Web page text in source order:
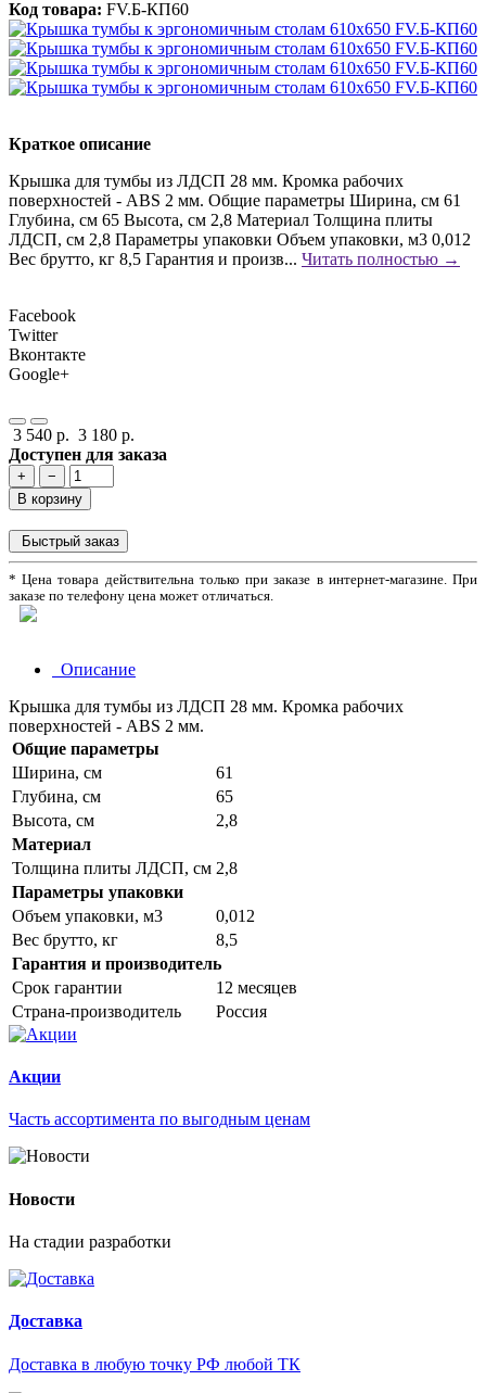
Код товара: FV.Б-КП60
Краткое описание
Крышка для тумбы из ЛДСП 28 мм. Кромка рабочих
поверхностей - ABS 2 мм. Общие параметры Ширина, см 61
Глубина, см 65 Высота, см 2,8 Материал Толщина плиты
ЛДСП, см 2,8 Параметры упаковки Объем упаковки, м3 0,012
Вес брутто, кг 8,5 Гарантия и произв... Читать полностью →
Facebook
Twitter
Вконтакте
Google+
3 540 р. 3 180 р.
Доступен для заказа
+
−
В корзину
Быстрый заказ
* Цена товара действительна только при заказе в интернет-магазине. При
заказе по телефону цена может отличаться.
Описание
Крышка для тумбы из ЛДСП 28 мм. Кромка рабочих
поверхностей - ABS 2 мм.
Общие параметры
Ширина, см
61
Глубина, см
65
Высота, см
2,8
Материал
Толщина плиты ЛДСП, см 2,8
Параметры упаковки
Объем упаковки, м3
0,012
Вес брутто, кг
8,5
Гарантия и производитель
Срок гарантии
12 месяцев
Страна-производитель
Россия
Акции
Часть ассортимента по выгодным ценам
Новости
На стадии разработки
Доставка
Доставка в любую точку РФ любой ТК